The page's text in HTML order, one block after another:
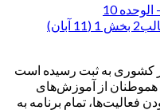
کشوری به ثبت رسیده است
از آموزش‌های
فعالیت‌ها، تمام برنامه به